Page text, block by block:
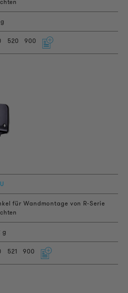
520 900
für Wandmontage von R-Serie
g
521 900